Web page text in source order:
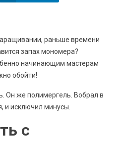
раньше времени
запах мономера?
начинающим мастерам
обойти!
Он же полимергель. Вобрал в
и исключил минусы.
с